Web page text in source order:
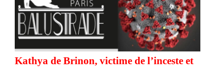
Kathya de Brinon, victime de l’inceste et